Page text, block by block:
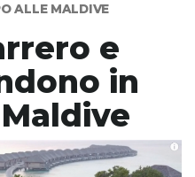
ALLE MALDIVE
e
in